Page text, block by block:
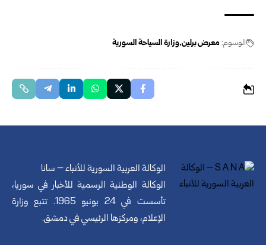
الوسوم: معرض برلين وزارة السياحة السورية
الوكالة العربية السورية للأنباء – سانا
الوكالة الوطنية الرسمية للأخبار في سوريا،
تأسست في 24 يونيو 1965. تتبع وزارة
الإعلام، ومركزها الرئيسي في دمشق.